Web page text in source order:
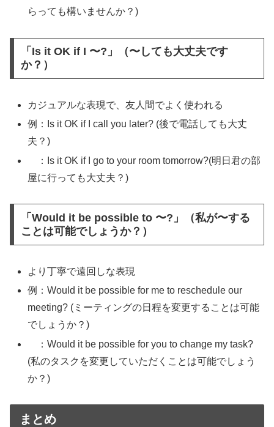
らっても構いませんか？)
「Is it OK if I 〜?」（〜しても大丈夫です
か？）
カジュアルな表現で、友人間でよく使われる
例：Is it OK if I call you later? (後で電話しても大丈
夫？)
：Is it OK if I go to your room tomorrow?(明日君の部
屋に行っても大丈夫？)
「Would it be possible to 〜?」（私が〜する
ことは可能でしょうか？）
より丁寧で遠回しな表現
例：Would it be possible for me to reschedule our
meeting? (ミーティングの日程を変更することは可能
でしょうか？)
：Would it be possible for you to change my task?
(私のタスクを変更していただくことは可能でしょう
か？)
まとめ